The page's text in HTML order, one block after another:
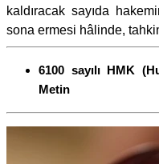
kaldıracak sayıda
sona ermesi hâlinde,
6100 sayılı HMK
Metin